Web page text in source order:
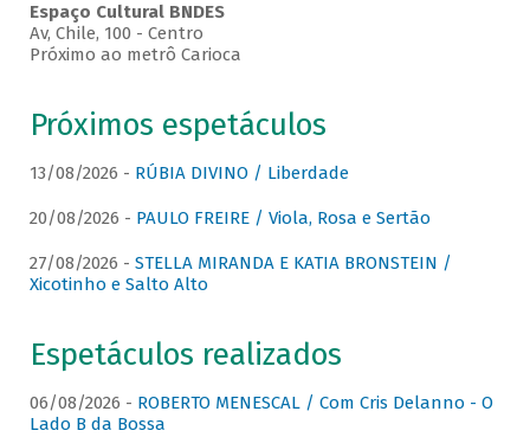
Espaço Cultural BNDES
Av, Chile, 100 - Centro
Próximo ao metrô Carioca
Próximos espetáculos
13/08/2026 - RÚBIA DIVINO / Liberdade
20/08/2026 - PAULO FREIRE / Viola, Rosa e Sertão
27/08/2026 - STELLA MIRANDA E KATIA BRONSTEIN /
Xicotinho e Salto Alto
Espetáculos realizados
06/08/2026 - ROBERTO MENESCAL / Com Cris Delanno - O
Lado B da Bossa